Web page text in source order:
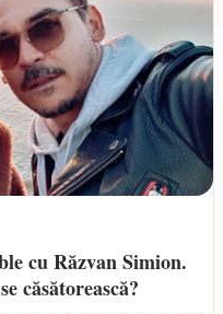
cu Răzvan Simion.
căsătorească?